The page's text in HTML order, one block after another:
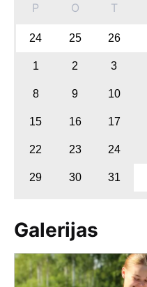
P O T
24 25 26
1 2 3
8 9 10
15 16 17
22 23 24
29 30 31
Galerijas